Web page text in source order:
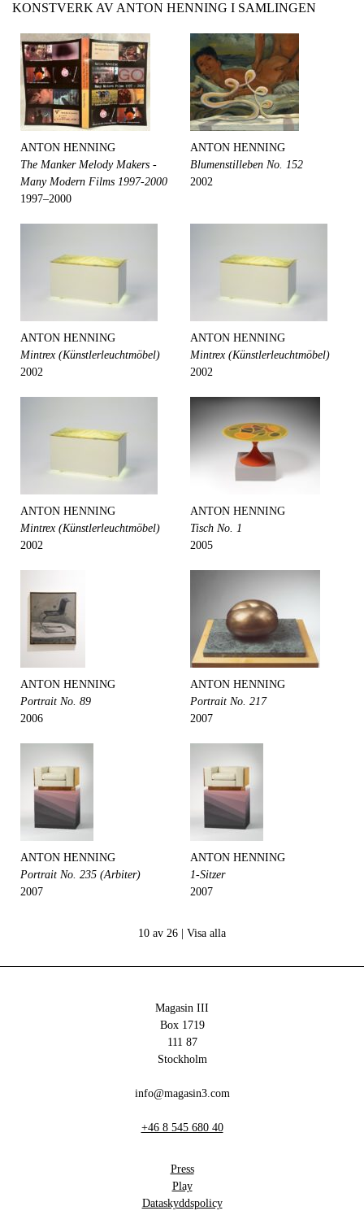
KONSTVERK AV ANTON HENNING I SAMLINGEN
ANTON HENNING
The Manker Melody Makers -
Many Modern Films 1997-2000
1997–2000
ANTON HENNING
Blumenstilleben No. 152
2002
ANTON HENNING
Mintrex (Künstlerleuchtmöbel)
2002
ANTON HENNING
Mintrex (Künstlerleuchtmöbel)
2002
ANTON HENNING
Mintrex (Künstlerleuchtmöbel)
2002
ANTON HENNING
Tisch No. 1
2005
ANTON HENNING
Portrait No. 89
2006
ANTON HENNING
Portrait No. 217
2007
ANTON HENNING
Portrait No. 235 (Arbiter)
2007
ANTON HENNING
1-Sitzer
2007
10 av 26 | Visa alla
Magasin III
Box 1719
111 87
Stockholm
info@magasin3.com
+46 8 545 680 40
Press
Play
Dataskyddspolicy